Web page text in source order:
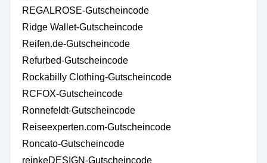
REGALROSE-Gutscheincode
Ridge Wallet-Gutscheincode
Reifen.de-Gutscheincode
Refurbed-Gutscheincode
Rockabilly Clothing-Gutscheincode
RCFOX-Gutscheincode
Ronnefeldt-Gutscheincode
Reiseexperten.com-Gutscheincode
Roncato-Gutscheincode
reinkeDESIGN-Gutscheincode